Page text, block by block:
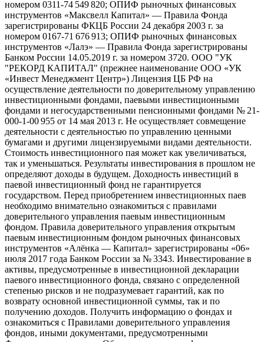
номером 0311-74 549 820; ОПИФ рыночных финансовых
инструментов «Максвелл Капитал» — Правила Фонда
зарегистрированы ФКЦБ России 24 декабря 2003 г. за
номером 0167-71 676 913; ОПИФ рыночных финансовых
инструментов «Лалэ» — Правила Фонда зарегистрированы
Банком России 14.05.2019 г. за номером 3720. ООО "УК
"РЕКОРД КАПИТАЛ" (прежнее наименование ООО «УК
«Инвест Менеджмент Центр») Лицензия ЦБ РФ на
осуществление деятельности по доверительному управлению
инвестиционными фондами, паевыми инвестиционными
фондами и негосударственными пенсионными фондами № 21-
000-1-00 955 от 14 мая 2013 г. Не осуществляет совмещение
деятельности с деятельностью по управлению ценными
бумагами и другими лицензируемыми видами деятельности.
Стоимость инвестиционного пая может как увеличиваться,
так и уменьшаться. Результаты инвестирования в прошлом не
определяют доходы в будущем. Доходность инвестиций в
паевой инвестиционный фонд не гарантируется
государством. Перед приобретением инвестиционных паев
необходимо внимательно ознакомиться с правилами
доверительного управления паевым инвестиционным
фондом. Правила доверительного управления открытым
паевым инвестиционным фондом рыночных финансовых
инструментов «Алёнка — Капитал» зарегистрированы «06»
июля 2017 года Банком России за № 3343. Инвестирование в
активы, предусмотренные в инвестиционной декларации
паевого инвестиционного фонда, связано с определенной
степенью рисков и не подразумевает гарантий, как по
возврату основной инвестиционной суммы, так и по
получению доходов. Получить информацию о фондах и
ознакомиться с Правилами доверительного управления
фондов, иными документами, предусмотренными